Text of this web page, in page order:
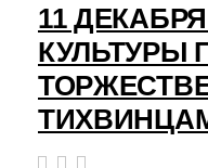
11
КУЛЬТУРЫ